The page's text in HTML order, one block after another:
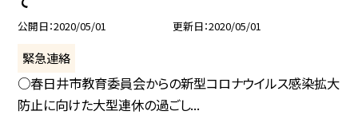
公開日 2020/05/01 更新日 2020/05/01
緊急連絡
○春日井市教育委員会からの新型コロナウイルス感染拡大
防止に向けた大型連休の過ごし...